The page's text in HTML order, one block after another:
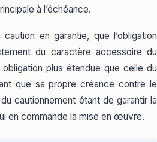
à l’échéance.
en garantie, que l’obligation
du caractère accessoire du
plus étendue que celle du
que sa propre créance contre le
cautionnement étant de garantir la
en commande la mise en œuvre.